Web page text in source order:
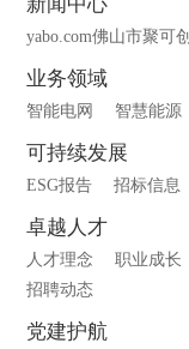
yabo.com佛山市聚可
业务领域
智能电网 智慧能源
可持续发展
ESG报告 招标信息
卓越人才
人才理念 职业成长
招聘动态
党建护航